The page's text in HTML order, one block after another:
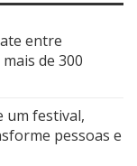
entre
de 300
um festival,
pessoas e